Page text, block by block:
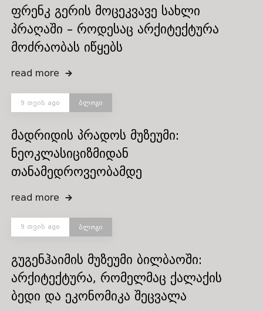
ფრენკ გერის მოცეკვავე სახლი
პრაღაში – როდესაც არქიტექტურა
მოძრაობას იწყებს
read more
9 თვის ago ბლოგი
მადრიდის პრადოს მუზეუმი:
ნეოკლასიციზმიდან
თანამედროვეობამდე
read more
9 თვის ago ბლოგი
გუგენჰაიმის მუზეუმი ბილბაოში:
არქიტექტურა, რომელმაც ქალაქის
ბედი და ეკონომიკა შეცვალა